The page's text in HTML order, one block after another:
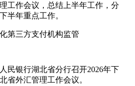
工作会议，总结上半年工作，分
半年重点工作。
第三方支付机构监管
民银行湖北省分行召开2026年下
省外汇管理工作会议。